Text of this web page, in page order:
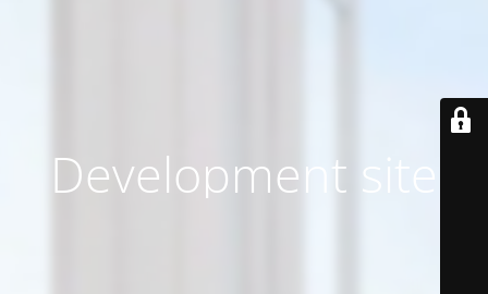
Development site